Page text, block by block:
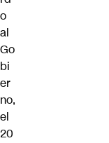
o
al
Go
bi
er
no,
el
20